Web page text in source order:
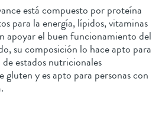
está compuesto por proteína
para la energía, lípidos, vitaminas
apoyar el buen funcionamiento del
su composición lo hace apto para
estados nutricionales
gluten y es apto para personas con